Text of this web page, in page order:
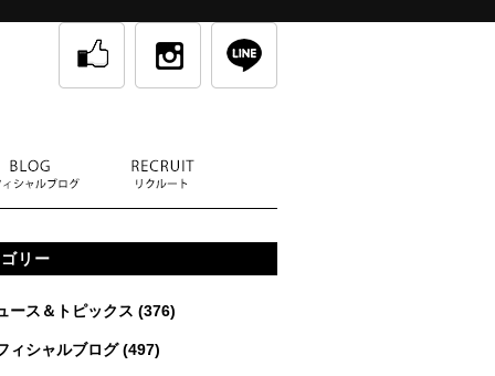
リー
ース＆トピックス (376)
ィシャルブログ(497)